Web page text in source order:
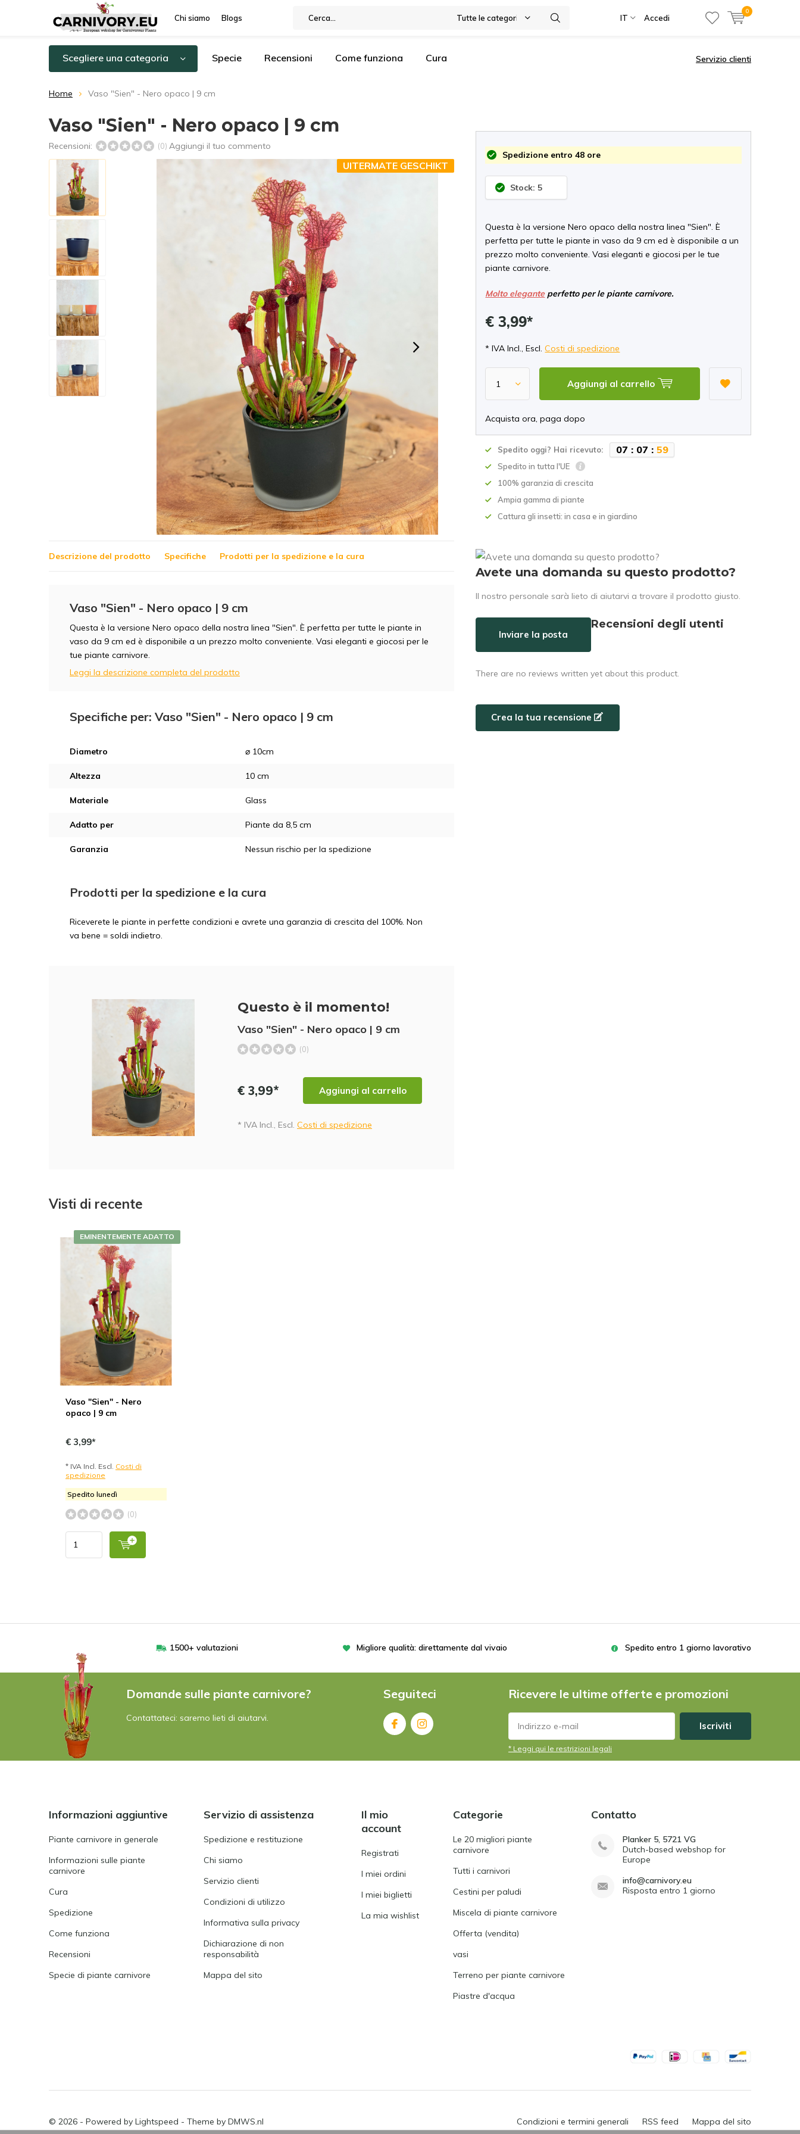
Chi siamo Blogs Tutte le categorie IT Accedi
0
Scegliere una categoria Specie Recensioni Come funziona Cura Servizio clienti
Home Vaso "Sien" - Nero opaco | 9 cm
Vaso "Sien" - Nero opaco | 9 cm
Recensioni: (0) Aggiungi il tuo commento
UITERMATE GESCHIKT
Spedizione entro 48 ore
Stock: 5
Questa è la versione Nero opaco della nostra linea "Sien". È
perfetta per tutte le piante in vaso da 9 cm ed è disponibile a un
prezzo molto conveniente. Vasi eleganti e giocosi per le tue
piante carnivore.
Molto eleganteperfetto per le piante carnivore.
€ 3,99*
* IVA Incl., Escl.Costi di spedizione
Aggiungi al carrello
Acquista ora, paga dopo
Spedito oggi? Hai ricevuto: 07 : 07 : 58
Spedito in tutta l'UE
100% garanzia di crescita
Ampia gamma di piante
Cattura gli insetti: in casa e in giardino
Descrizione del prodotto Specifiche Prodotti per la spedizione e la cura
Vaso "Sien" - Nero opaco | 9 cm
Questa è la versione Nero opaco della nostra linea "Sien". È perfetta per tutte le piante in
vaso da 9 cm ed è disponibile a un prezzo molto conveniente. Vasi eleganti e giocosi per le
tue piante carnivore.
Leggi la descrizione completa del prodotto
Specifiche per: Vaso "Sien" - Nero opaco | 9 cm
Diametro ⌀ 10cm
Altezza 10 cm
Materiale Glass
Adatto per Piante da 8,5 cm
Garanzia Nessun rischio per la spedizione
Prodotti per la spedizione e la cura
Riceverete le piante in perfette condizioni e avrete una garanzia di crescita del 100%. Non
va bene = soldi indietro.
Questo è il momento!
Vaso "Sien" - Nero opaco | 9 cm
(0)
€ 3,99* Aggiungi al carrello
* IVA Incl., Escl. Costi di spedizione
Avete una domanda su questo prodotto?
Il nostro personale sarà lieto di aiutarvi a trovare il prodotto giusto.
Inviare la posta
Recensioni degli utenti
There are no reviews written yet about this product.
Crea la tua recensione
Visti di recente
Vaso "Sien" - Nero
opaco | 9 cm
EMINENTEMENTE ADATTO
€ 3,99*
* IVA Incl. Escl. Costi di
spedizione
Spedito lunedì
(0)
1500+ valutazioni Migliore qualità: direttamente dal vivaio Spedito entro 1 giorno lavorativo
Domande sulle piante carnivore?
Contattateci: saremo lieti di aiutarvi.
Seguiteci Ricevere le ultime offerte e promozioni
Iscriviti
* Leggi qui le restrizioni legali
Informazioni aggiuntive
Piante carnivore in generale
Informazioni sulle piante
carnivore
Cura
Spedizione
Come funziona
Recensioni
Specie di piante carnivore
Servizio di assistenza
Spedizione e restituzione
Chi siamo
Servizio clienti
Condizioni di utilizzo
Informativa sulla privacy
Dichiarazione di non
responsabilità
Mappa del sito
Il mio
account
Registrati
I miei ordini
I miei biglietti
La mia wishlist
Categorie
Le 20 migliori piante
carnivore
Tutti i carnivori
Cestini per paludi
Miscela di piante carnivore
Offerta (vendita)
vasi
Terreno per piante carnivore
Piastre d'acqua
Contatto
Planker 5, 5721 VG
Dutch-based webshop for
Europe
info@carnivory.eu
Risposta entro 1 giorno
© 2026 - Powered by Lightspeed - Theme by DMWS.nl Condizioni e termini generali RSS feed Mappa del sito